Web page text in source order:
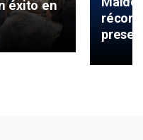
éxito en